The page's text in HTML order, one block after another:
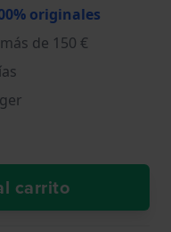
originales
de 150 €
carrito